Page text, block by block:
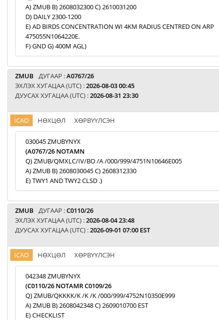
A) ZMUB B) 2608032300 C) 2610031200
D) DAILY 2300-1200
E) AD BIRDS CONCENTRATION WI 4KM RADIUS CENTRED ON ARP
475055N1064220E.
F) GND G) 400M AGL)
ZMUB ДУГААР :A0767/26
ЭХЛЭХ ХУГАЦАА (UTC) :2026-08-03 00:45
ДУУСАХ ХУГАЦАА (UTC) :2026-08-31 23:30
ICAO НӨХЦӨЛ ХӨРВҮҮЛСЭН
030045 ZMUBYNYX
(A0767/26 NOTAMN
Q) ZMUB/QMXLC/IV/BO /A /000/999/4751N10646E005
A) ZMUB B) 2608030045 C) 2608312330
E) TWY1 AND TWY2 CLSD .)
ZMUB ДУГААР :C0110/26
ЭХЛЭХ ХУГАЦАА (UTC) :2026-08-04 23:48
ДУУСАХ ХУГАЦАА (UTC) :2026-09-01 07:00 EST
ICAO НӨХЦӨЛ ХӨРВҮҮЛСЭН
042348 ZMUBYNYX
(C0110/26 NOTAMR C0109/26
Q) ZMUB/QKKKK/K /K /K /000/999/4752N10350E999
A) ZMUB B) 2608042348 C) 2609010700 EST
E) CHECKLIST